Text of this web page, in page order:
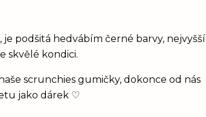
je podšitá hedvábím černé barvy, nejvyšší
skvělé kondici.
scrunchies gumičky, dokonce od nás
jako dárek ♡